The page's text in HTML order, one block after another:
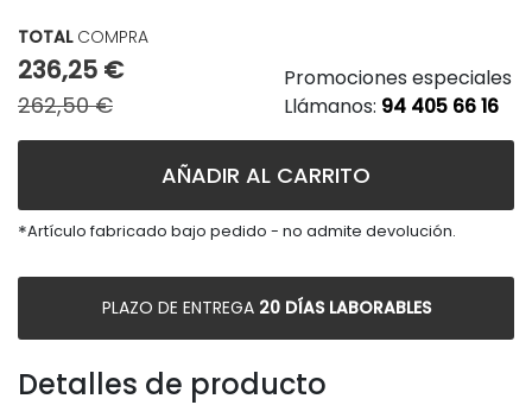
TOTALCOMPRA
236,25 €
262,50 €
Promociones especiales
Llámanos: 94 405 66 16
AÑADIR AL CARRITO
*Artículo fabricado bajo pedido - no admite devolución.
PLAZO DE ENTREGA 20 DÍAS LABORABLES
Detalles de producto